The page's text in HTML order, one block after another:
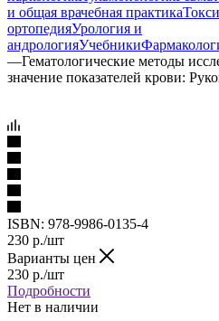
и общая врачебная практика
ортопедияУрология и
андрологияУчебники
—Гематологические методы
значение показателей крови:
ISBN: 978-9986-0135-4
230 р./шт
Варианты цен
230 р./шт
Подробности
Нет в наличии